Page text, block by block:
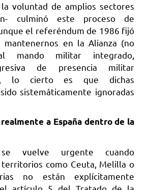
voluntad de amplios sectores
culminó este proceso de
el referéndum de 1986 fijó
mantenernos en la Alianza (no
mando militar integrado,
de presencia militar
lo cierto es que dichas
sistemáticamente ignoradas
a España dentro de la
vuelve urgente cuando
como Ceuta, Melilla o
no están explícitamente